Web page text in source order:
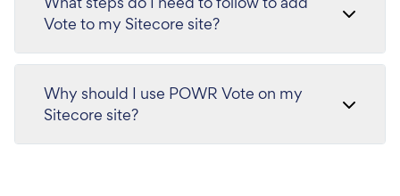
Vote to my Sitecore site?
Why should I use POWR Vote on my
Sitecore site?